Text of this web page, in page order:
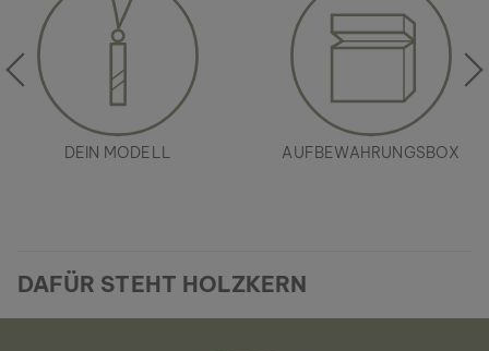
DEIN MODELL AUFBEWAHRUNGSBOX
DAFÜR STEHT HOLZKERN